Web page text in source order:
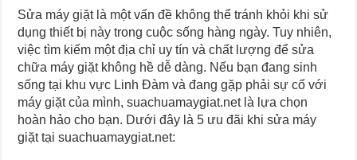
Sửa máy giặt là một vấn đề không thể tránh khỏi khi sử
dụng thiết bị này trong cuộc sống hàng ngày. Tuy nhiên,
việc tìm kiếm một địa chỉ uy tín và chất lượng để sửa
chữa máy giặt không hề dễ dàng. Nếu bạn đang sinh
sống tại khu vực Linh Đàm và đang gặp phải sự cố với
máy giặt của mình, suachuamaygiat.net là lựa chọn
hoàn hảo cho bạn. Dưới đây là 5 ưu đãi khi sửa máy
giặt tại suachuamaygiat.net: